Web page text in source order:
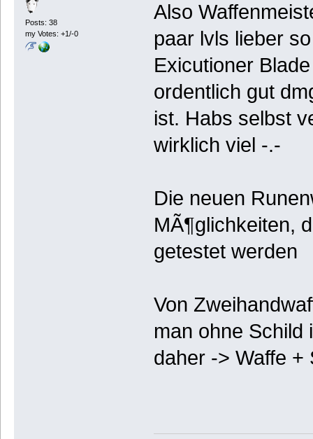
Posts: 38
my Votes: +1/-0
Also
paar lvls lieber
Exicutioner
ordentlich gut
ist. Habs selbst
wirklich viel -.-
Die neuen
MÃ¶glichkeiten,
getestet werden
Von
man ohne
daher -> Waffe +